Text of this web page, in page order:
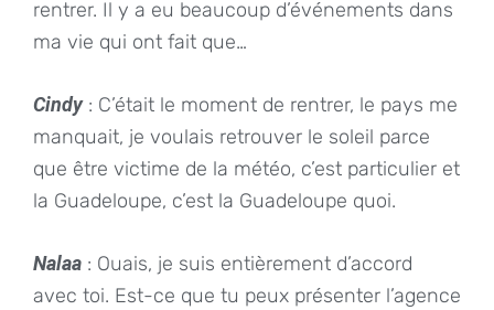
rentrer. Il y a eu beaucoup d’événements dans
ma vie qui ont fait que…
Cindy: C’était le moment de rentrer, le pays me
manquait, je voulais retrouver le soleil parce
que être victime de la météo, c’est particulier et
la Guadeloupe, c’est la Guadeloupe quoi.
Nalaa : Ouais, je suis entièrement d’accord
avec toi. Est-ce que tu peux présenter l’agence